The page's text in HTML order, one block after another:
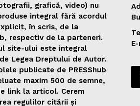
grafică, video) nu
integral fără acordul
în scris, de la
respectiv de la parteneri.
site-ului este integral
Legea Dreptului de Autor.
publicate de PRESShub
maxim 500 de semne,
link la articol. Cerem
regulilor citării și